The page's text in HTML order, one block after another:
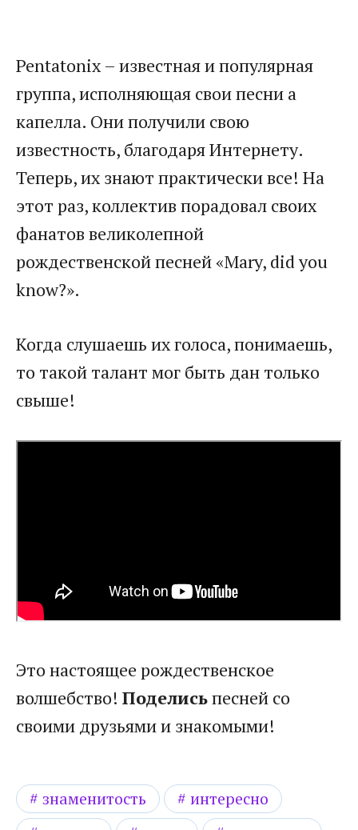
Pentatonix – известная и популярная
группа, исполняющая свои песни а
капелла. Они получили свою
известность, благодаря Интернету.
Теперь, их знают практически все! На
этот раз, коллектив порадовал своих
фанатов великолепной
рождественской песней «Mary, did you
know?».
Когда слушаешь их голоса, понимаешь,
то такой талант мог быть дан только
свыше!
Это настоящее рождественское
волшебство! Поделисьпесней со
своими друзьями и знакомыми!
знаменитость
интересно